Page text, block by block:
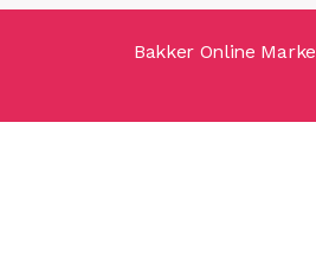
Bakker Online